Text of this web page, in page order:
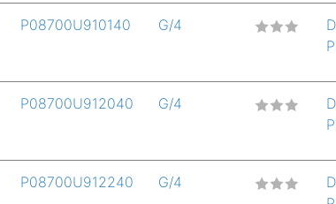
P08700U910140 G/4
P08700U912040 G/4
P08700U912240 G/4